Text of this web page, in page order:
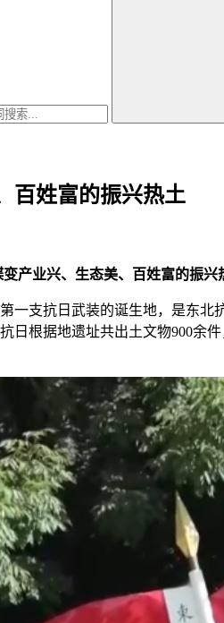
百姓富的振兴热土
产业兴、生态美、百姓富的振兴
一支抗日武装的诞生地，是东
日根据地遗址共出土文物900余